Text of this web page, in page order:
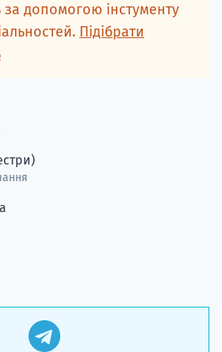
за допомогою інстументу
Підібрати